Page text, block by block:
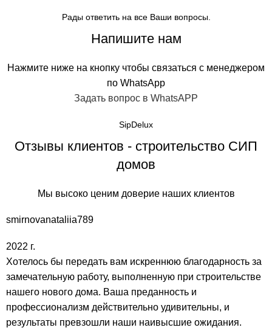
Рады ответить на все Ваши вопросы.
Напишите нам
Нажмите ниже на кнопку чтобы связаться с менеджером
по WhatsApp
Задать вопрос в WhatsAPP
SipDelux
Отзывы клиентов - строительство СИП
домов
Мы высоко ценим доверие наших клиентов
smirnovanataliia789
2022 г.
Хотелось бы передать вам искреннюю благодарность за
замечательную работу, выполненную при строительстве
нашего нового дома. Ваша преданность и
профессионализм действительно удивительны, и
результаты превзошли наши наивысшие ожидания.